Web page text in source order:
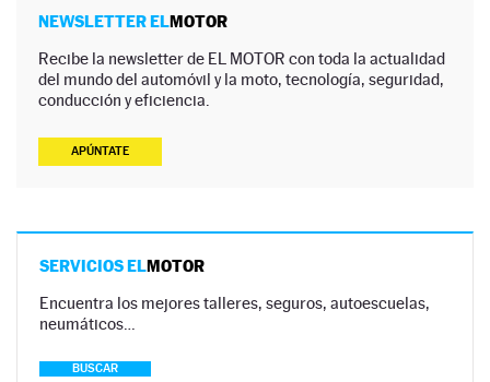
NEWSLETTER ELMOTOR
Recibe la newsletter de EL MOTOR con toda la actualidad
del mundo del automóvil y la moto, tecnología, seguridad,
conducción y eficiencia.
APÚNTATE
SERVICIOS ELMOTOR
Encuentra los mejores talleres, seguros, autoescuelas,
neumáticos…
BUSCAR